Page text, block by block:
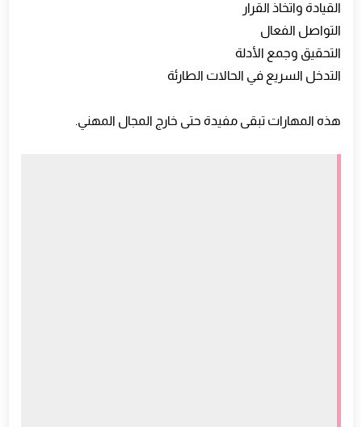
القيادة واتخاذ القرار
التواصل الفعال
التحقيق وجمع الأدلة
التدخل السريع في الحالات الطارئة
هذه المهارات تبقى مفيدة حتى خارج المجال المهني.